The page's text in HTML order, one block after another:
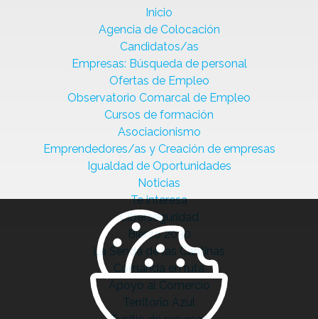
Inicio
Agencia de Colocación
Candidatos/as
Empresas: Búsqueda de personal
Ofertas de Empleo
Observatorio Comarcal de Empleo
Cursos de formación
Asociacionismo
Emprendedores/as y Creación de empresas
Igualdad de Oportunidades
Noticias
Te interesa
Ciberseguridad
Bierzo 2030
La Senda de las Cantinas
Comanda en ruta
Apoyo al Comercio
Territorio Azul